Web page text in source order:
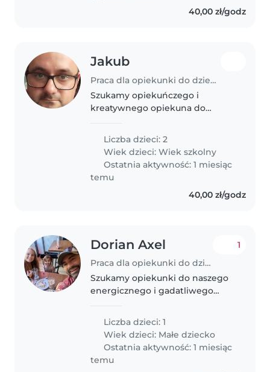
40,00 zł/godz
Jakub
Praca dla opiekunki do dziecka w Czernica (Województwo dolnośląskie)
Szukamy opiekuńczego i
kreatywnego opiekuna do
szkolnym. Nasze dziecko
uwielbia tworzyć i bawić się,
więc idealny opiekun powinien..
Liczba dzieci: 2
Wiek dzieci:Wiek szkolny
Ostatnia aktywność: 1 miesiąc
temu
40,00 zł/godz
Dorian Axel
Praca dla opiekunki do dziecka w Warszawa
1
Szukamy opiekunki do naszego
energicznego i gadatliwego
uwielbia poznawać nowe rzeczy.
Szukamy kogoś, kto potrafi
pomóc w domu i będzie w stanie
Liczba dzieci: 1
Wiek dzieci: Małe dziecko
Ostatnia aktywność: 1 miesiąc
temu